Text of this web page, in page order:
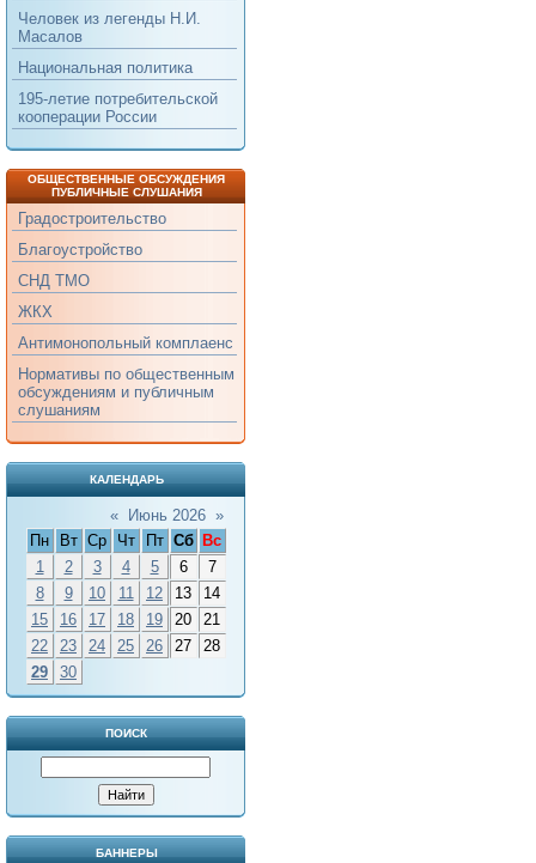
Человек из легенды Н.И.
Масалов
Национальная политика
195-летие потребительской
кооперации России
ОБЩЕСТВЕННЫЕ ОБСУЖДЕНИЯ
ПУБЛИЧНЫЕ СЛУШАНИЯ
Градостроительство
Благоустройство
СНД ТМО
ЖКХ
Антимонопольный комплаенс
Нормативы по общественным
обсуждениям и публичным
слушаниям
КАЛЕНДАРЬ
« Июнь 2026 »
Пн
Вт Ср Чт Пт Сб
Вс
1
2 3 4 5 6
7
8
9 10 11 12 13
14
15
16 17 18 19 20
21
22
23 24 25 26 27
28
29
30
ПОИСК
БАННЕРЫ